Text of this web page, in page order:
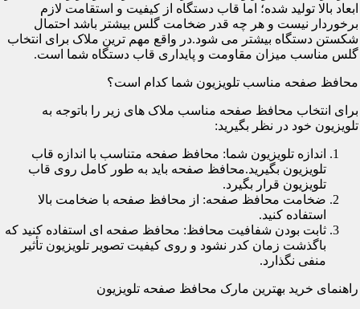
ابعاد بالا تولید شده؛ اما قاب دستگاه از کیفیت و استقامت لازم
برخوردار نیست و هر چه قدر ضخامت گلس بیشتر باشد احتمال
شکستن دستگاه بیشتر می شود.در واقع مهم ترین ملاک برای انتخاب
گلس مناسب میزان مقاومت و پایداری قاب دستگاه شما است.
محافظ صفحه مناسب تلویزیون شما کدام است؟
برای انتخاب محافظ صفحه مناسب ملاک های زیر را باتوجه به
تلویزیون خود در نظر بگیرید:
اندازه تلویزیون شما: محافظ صفحه متناسب با اندازه قاب
تلویزیون بگیرید.محافظ صفحه باید به طور کامل روی قاب
تلویزیون قرار بگیرد.
ضخامت محافظ صفحه: از محافظ صفحه با ضخامت بالا
استفاده کنید.
ثابت بودن شفافیت محافظ: محافظ صفحه ای استفاده کنید که
باگذشت زمان کدر نشود و روی کیفیت تصویر تلویزیون تأثیر
منفی نگذارد.
راهنمای خرید بهترین مارک محافظ صفحه تلویزیون